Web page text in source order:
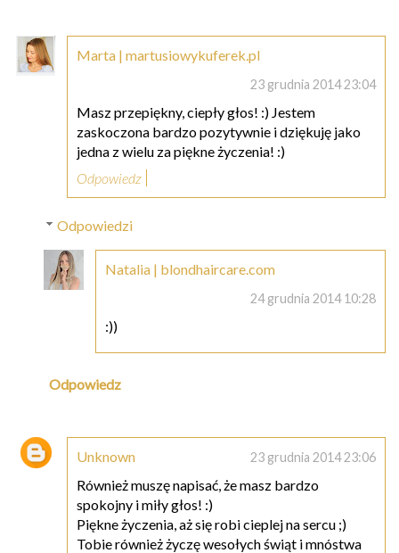
Marta | martusiowykuferek.pl
23 grudnia 2014 23:04
Masz przepiękny, ciepły głos! :) Jestem
zaskoczona bardzo pozytywnie i dziękuję jako
jedna z wielu za piękne życzenia! :)
Odpowiedz
Odpowiedzi
Natalia | blondhaircare.com
24 grudnia 2014 10:28
:))
Odpowiedz
Unknown 23 grudnia 2014 23:06
Również muszę napisać, że masz bardzo
spokojny i miły głos! :)
Piękne życzenia, aż się robi cieplej na sercu ;)
Tobie również życzę wesołych świąt i mnóstwa